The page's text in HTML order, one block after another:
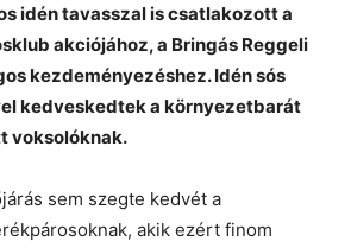
idén tavasszal is csatlakozott a
akciójához, a Bringás Reggeli
kezdeményezéshez. Idén sós
kedveskedtek a környezetbarát
voksolóknak.
sem szegte kedvét a
akik ezért finom